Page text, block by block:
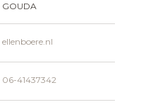
GOUDA
ellenboere.nl
06-41437342